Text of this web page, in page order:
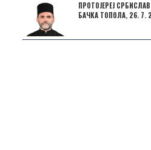
ПРОТОЈЕРЕЈ
БАЧКА ТОПОЛА, 26. 7.